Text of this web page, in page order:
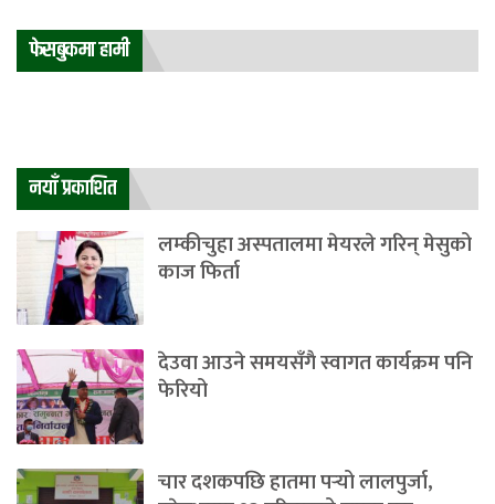
फेसबुकमा हामी
नयाँ प्रकाशित
लम्कीचुहा अस्पतालमा मेयरले गरिन् मेसुको
काज फिर्ता
देउवा आउने समयसँगै स्वागत कार्यक्रम पनि
फेरियो
चार दशकपछि हातमा पर्‍यो लालपुर्जा,